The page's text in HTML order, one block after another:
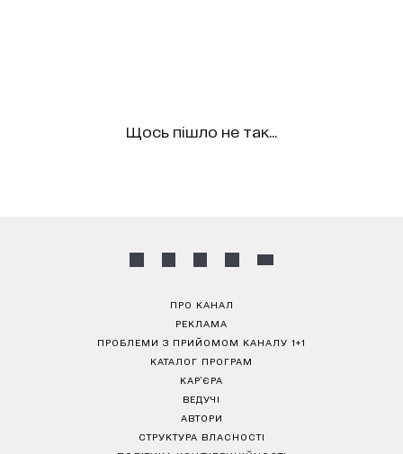
Щось пішло не так...
ПРО КАНАЛ
РЕКЛАМА
ПРОБЛЕМИ З ПРИЙОМОМ КАНАЛУ 1+1
КАТАЛОГ ПРОГРАМ
КАР’ЄРА
ВЕДУЧІ
АВТОРИ
СТРУКТУРА ВЛАСНОСТІ